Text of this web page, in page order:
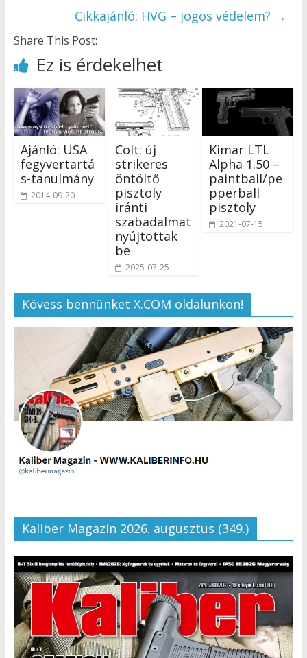
Cikkajánló: HVG – jogos védelem? →
Share This Post:
Ez is érdekelhet
Ajánló: USA
fegyvertartá
s-tanulmány
2014-09-20
Colt: új
strikeres
öntöltő
pisztoly
iránti
szabadalmat
nyújtottak
be
2025-07-25
Kimar LTL
Alpha 1.50 –
paintball/pe
pperball
pisztoly
2021-07-15
Kövess bennünket X.COM oldalunkon!
Kaliber Magazin 2026. augusztus (349.)